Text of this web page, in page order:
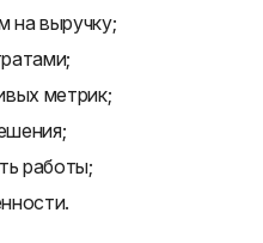
на выручку;
метрик;
работы;